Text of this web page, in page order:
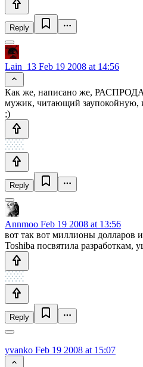
Reply
Lain_13 Feb 19 2008 at 14:56
Как же, написано же,
мужик, читающий
;)
Reply
Annmoo Feb 19 2008 at 13:56
вот так вот миллионы долларов
Toshiba посвятила разработкам,
Reply
yvanko Feb 19 2008 at 15:07